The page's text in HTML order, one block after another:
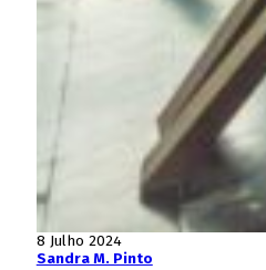
8 Julho 2024
Sandra M. Pinto